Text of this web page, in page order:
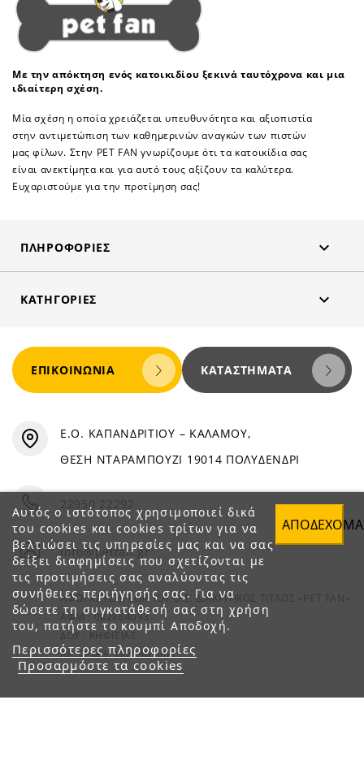
Με την απόκτηση ενός κατοικιδίου ξεκινά ταυτόχρονα και μια
ιδιαίτερη σχέση.
Μία σχέση η οποία χρειάζεται υπευθυνότητα και αξιοπιστία
στην αντιμετώπιση των καθημερινών αναγκών των πιστών
μας φίλων. Στην PET FAN γνωρίζουμε ότι τα κατοικίδια σας
είναι ανεκτίμητα και για αυτό τους αξίζουν τα καλύτερα.
Ευχαριστούμε για την προτίμηση σας!
ΠΛΗΡΟΦΟΡΊΕΣ 
ΚΑΤΗΓΟΡΊΕΣ 
Αυτός ο ιστότοπος χρησιμοποιεί δικά
του cookies και cookies τρίτων για να
βελτιώσει τις υπηρεσίες μας και να σας
δείξει διαφημίσεις που σχετίζονται με
τις προτιμήσεις σας αναλύοντας τις
συνήθειες περιήγησής σας. Για να
δώσετε τη συγκατάθεσή σας στη χρήση
του, πατήστε το κουμπί Αποδοχή.
Περισσότερες πληροφορίες
Προσαρμόστε τα cookies
ΕΠΙΚΟΙΝΩΝΊΑ ΚΑΤΑΣΤΉΜΑΤΑ
Ε.Ο. ΚΑΠΑΝΔΡΙΤΙΟΥ – ΚΑΛΑΜΟΥ,
ΘΕΣΗ ΝΤΑΡΑΜΠΟΥΖΙ 19014 ΠΟΛΥΔΕΝΔΡΙ
22950 22292
info@petfan.gr
ΑΦΟΙ ΧΑΤΖΗΓΕΩΡΓΙΟΥ Ο.Ε. ΔΙΑΚΡΙΤΙΚΟΣ ΤΙΤΛΟΣ «PET FAN»
ΑΦΜ : 082864093
ΔΟΥ : ΚΗΦΙΣΙΑΣ
ΑΡ. ΓΕΜΗ: 1821901000